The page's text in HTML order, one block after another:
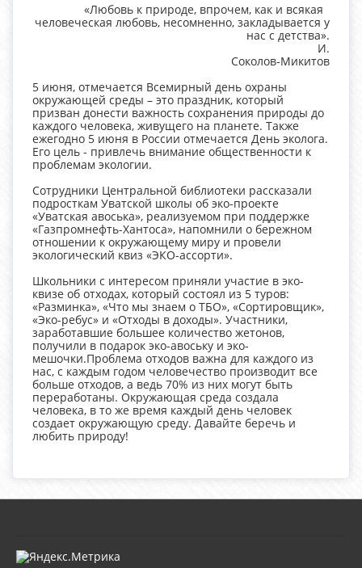
«Любовь к природе, впрочем, как и всякая
человеческая любовь, несомненно, закладывается у
нас с детства».
И.
Соколов-Микитов
5 июня, отмечается Всемирный день охраны
окружающей среды – это праздник, который
призван донести важность сохранения природы до
каждого человека, живущего на планете. Также
ежегодно 5 июня в России отмечается День эколога.
Его цель - привлечь внимание общественности к
проблемам экологии.
Сотрудники Центральной библиотеки рассказали
подросткам Уватской школы об эко-проекте
«Уватская авоська», реализуемом при поддержке
«Газпромнефть-Хантоса», напомнили о бережном
отношении к окружающему миру и провели
экологический квиз «ЭКО-ассорти».
Школьники с интересом приняли участие в эко-
квизе об отходах, который состоял из 5 туров:
«Разминка», «Что мы знаем о ТБО», «Сортировщик»,
«Эко-ребус» и «Отходы в доходы». Участники,
заработавшие большее количество жетонов,
получили в подарок эко-авоську и эко-
мешочки.Проблема отходов важна для каждого из
нас, с каждым годом человечество производит все
больше отходов, а ведь 70% из них могут быть
переработаны. Окружающая среда создала
человека, в то же время каждый день человек
создает окружающую среду. Давайте беречь и
любить природу!